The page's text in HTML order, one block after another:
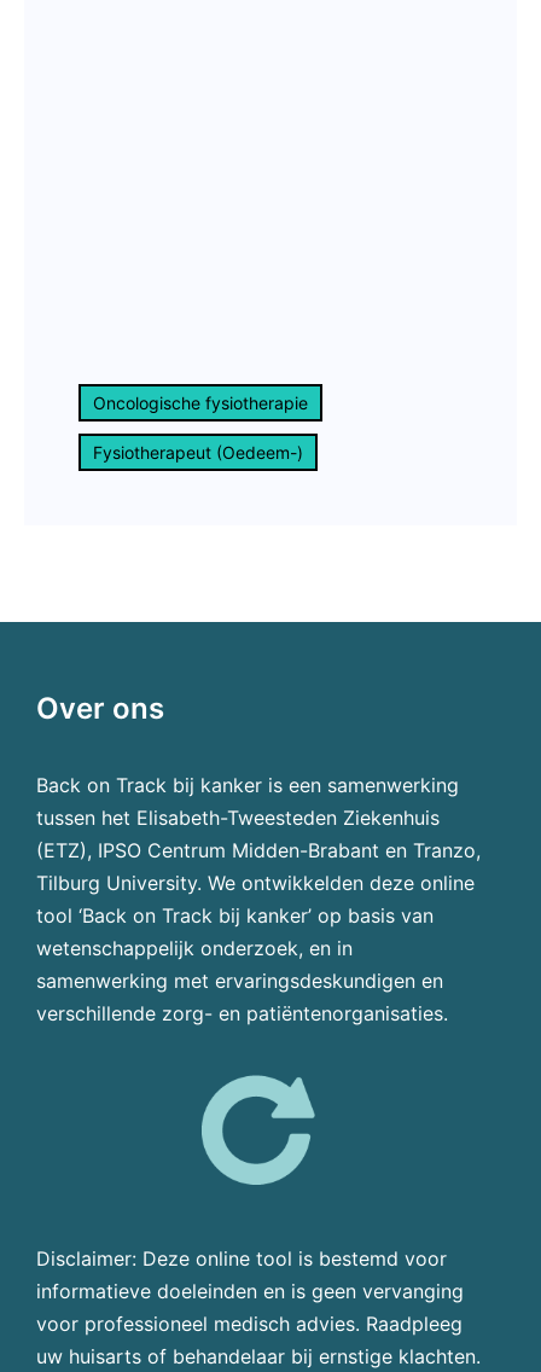
Oncologische fysiotherapie
Fysiotherapeut (Oedeem-)
Over ons
Back on Track bij kanker is een samenwerking
tussen het Elisabeth-Tweesteden Ziekenhuis
(ETZ), IPSO Centrum Midden-Brabant en Tranzo,
Tilburg University. We ontwikkelden deze online
tool ‘Back on Track bij kanker’ op basis van
wetenschappelijk onderzoek, en in
samenwerking met ervaringsdeskundigen en
verschillende zorg- en patiëntenorganisaties.
Disclaimer: Deze online tool is bestemd voor
informatieve doeleinden en is geen vervanging
voor professioneel medisch advies. Raadpleeg
uw huisarts of behandelaar bij ernstige klachten.